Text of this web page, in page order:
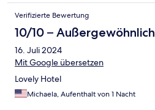
Verifizierte Bewertung
10/10 – Außergewöhnlich
16. Juli 2024
Mit Google übersetzen
Lovely Hotel
Michaela, Aufenthalt von 1 Nacht